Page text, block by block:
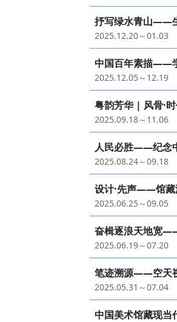
抒写绿水青山——
2025.12.20～01.03
中国百年素描——
2025.12.05～12.19
粤韵芳华 | 风骨·
2025.09.18～11.06
人民必胜——纪念
2025.08.24～09.18
设计·先声——馆藏
2025.06.25～09.05
奋楫逐浪天地宽
2025.06.19～07.20
笔迹溯源——空天
2025.05.31～07.04
中国美术馆藏现当